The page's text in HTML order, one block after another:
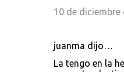
10 de diciembre
juanma dijo…
La tengo en la